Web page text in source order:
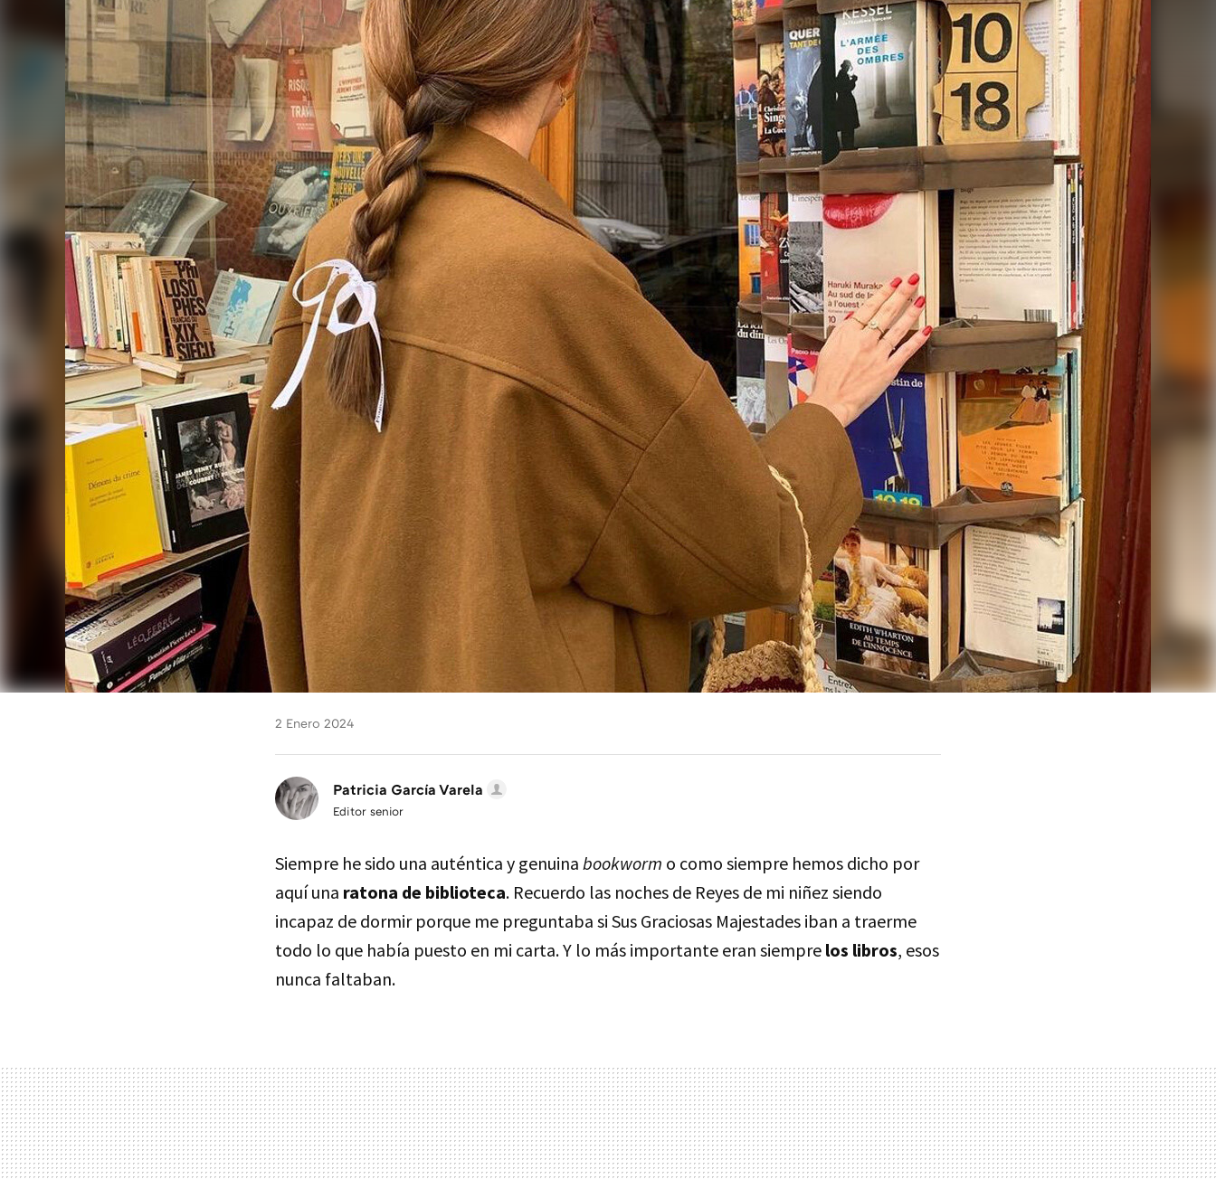
2 Enero 2024
Patricia García Varela
Editor senior
Siempre he sido una auténtica y genuina bookworm o como siempre hemos dicho por
aquí una ratona de biblioteca. Recuerdo las noches de Reyes de mi niñez siendo
incapaz de dormir porque me preguntaba si Sus Graciosas Majestades iban a traerme
todo lo que había puesto en mi carta. Y lo más importante eran siempre los libros, esos
nunca faltaban.